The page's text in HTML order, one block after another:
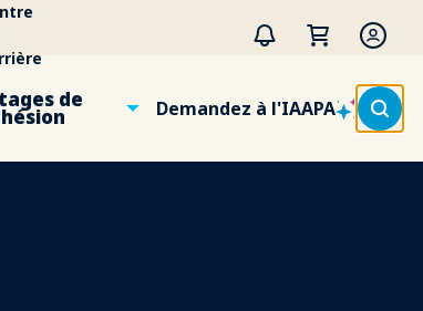
de Demandez à l'IAAPA